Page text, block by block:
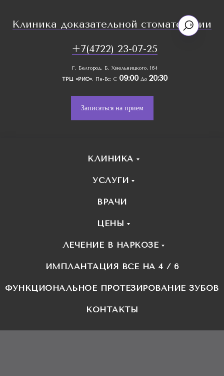
Клиника доказательной стоматологии
+7(4722) 23-07-25
Г. Белгород, Б. Хмельницкого, 164
ТРЦ «РИО», Пн-Вс: С 09:00До 20:30
Записаться на прием
КЛИНИКА
УСЛУГИ
ВРАЧИ
ЦЕНЫ
ЛЕЧЕНИЕ В НАРКОЗЕ
ИМПЛАНТАЦИЯ ВСЕ НА 4 / 6
ФУНКЦИОНАЛЬНОЕ ПРОТЕЗИРОВАНИЕ ЗУБОВ
КОНТАКТЫ